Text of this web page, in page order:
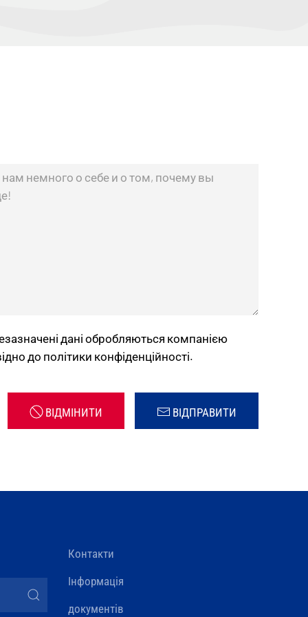
дані обробляються компанією
до політики конфіденційності.
ВІДМІНИТИ ВІДПРАВИТИ
Контакти
Інформація
документів